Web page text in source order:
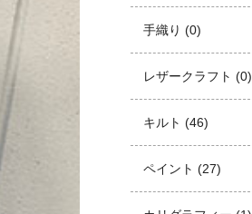
手織り (0)
レザークラフト (0)
キルト (46)
ペイント (27)